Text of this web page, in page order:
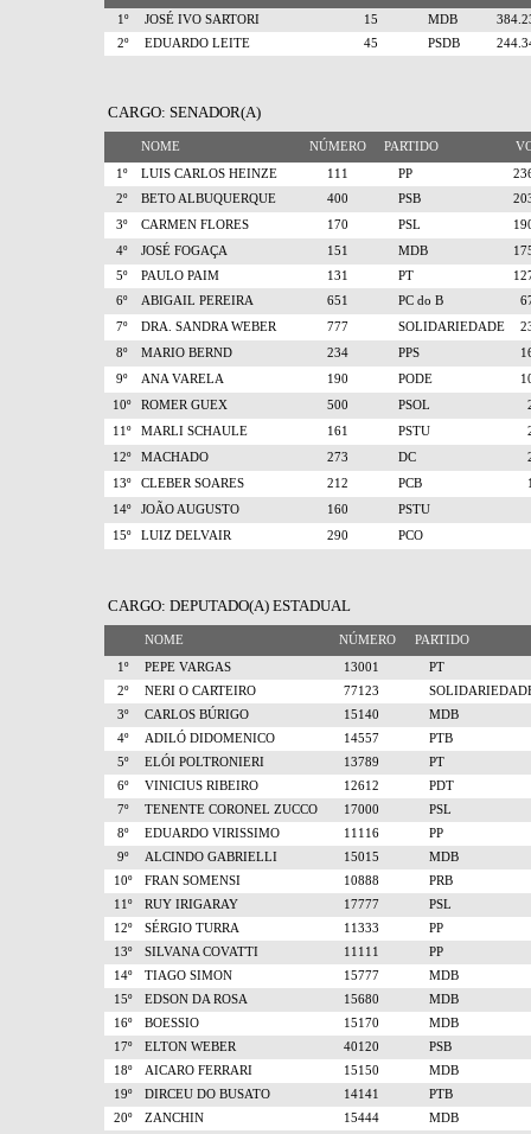
1º JOSÉ IVO SARTORI 15 MDB
2º
EDUARDO LEITE 45 PSDB
CARGO: SENADOR(A)
NOME NÚMERO PARTIDO
1º LUIS CARLOS HEINZE 111 PP
2º
BETO ALBUQUERQUE 400 PSB
3º
CARMEN FLORES 170 PSL
4º
JOSÉ FOGAÇA 151 MDB
5º
PAULO PAIM 131 PT
6º
ABIGAIL PEREIRA 651 PC do B
7º
DRA. SANDRA WEBER 777 SOLIDARIEDADE
8º
MARIO BERND 234 PPS
9º
ANA VARELA 190 PODE
10º
ROMER GUEX 500 PSOL
11º
MARLI SCHAULE 161 PSTU
12º
MACHADO 273 DC
13º
CLEBER SOARES 212 PCB
14º
JOÃO AUGUSTO 160
PSTU
15º
LUIZ DELVAIR 290 PCO
CARGO: DEPUTADO(A) ESTADUAL
NOME NÚMERO PARTIDO
1º PEPE VARGAS 13001
PT
2º
NERI O CARTEIRO 77123
3º
CARLOS BÚRIGO 15140
MDB
4º
ADILÓ DIDOMENICO 14557
PTB
5º
ELÓI POLTRONIERI 13789
PT
6º
VINICIUS RIBEIRO 12612
PDT
7º
TENENTE CORONEL ZUCCO 17000
PSL
8º
EDUARDO VIRISSIMO 11116
PP
9º
ALCINDO GABRIELLI 15015
MDB
10º
FRAN SOMENSI 10888
PRB
11º
RUY IRIGARAY 17777
PSL
12º
SÉRGIO TURRA 11333
PP
13º
SILVANA COVATTI 11111
PP
14º
TIAGO SIMON 15777
MDB
15º
EDSON DA ROSA 15680
MDB
16º
BOESSIO 15170
MDB
17º
ELTON WEBER 40120
PSB
18º
AICARO FERRARI 15150
MDB
19º
DIRCEU DO BUSATO 14141
PTB
20º
ZANCHIN 15444
MDB